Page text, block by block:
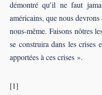
démontré qu’il ne faut
américains, que nous
nous-même. Faisons nôtres
se construira dans les crises
apportées à ces crises ».
[1]